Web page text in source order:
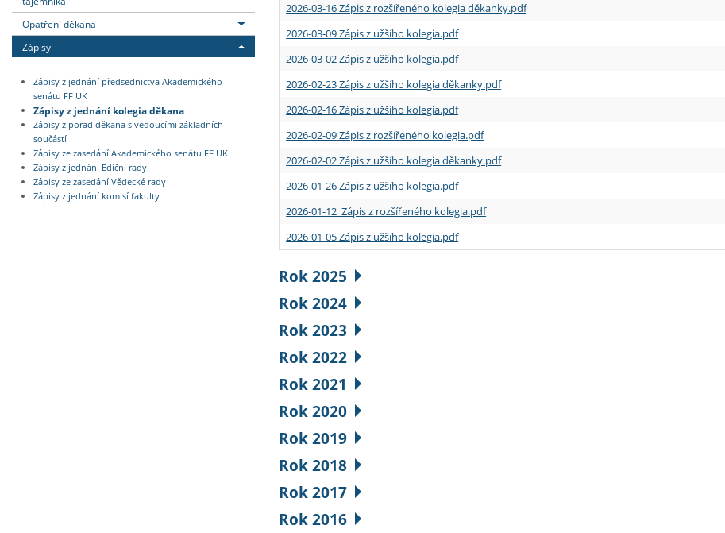
Opatření děkana
Zápisy
Zápisy z jednání předsednictva Akademického
senátu FF UK
Zápisy z jednání kolegia děkana
Zápisy z porad děkana s vedoucími základních
součástí
Zápisy ze zasedání Akademického senátu FF UK
Zápisy z jednání Ediční rady
Zápisy ze zasedání Vědecké rady
Zápisy z jednání komisí fakulty
2026-03-16 Zápis z rozšířeného kolegia děkanky.pdf
2026-03-09 Zápis z užšího kolegia.pdf
2026-03-02 Zápis z užšího kolegia.pdf
2026-02-23 Zápis z užšího kolegia děkanky.pdf
2026-02-16 Zápis z užšího kolegia.pdf
2026-02-09 Zápis z rozšířeného kolegia.pdf
2026-02-02 Zápis z užšího kolegia děkanky.pdf
2026-01-26 Zápis z užšího kolegia.pdf
2026-01-12 Zápis z rozšířeného kolegia.pdf
2026-01-05 Zápis z užšího kolegia.pdf
Rok 2025
Rok 2024
Rok 2023
Rok 2022
Rok 2021
Rok 2020
Rok 2019
Rok 2018
Rok 2017
Rok 2016